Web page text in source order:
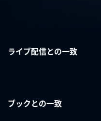
ライブ配信との一致
ブックとの一致